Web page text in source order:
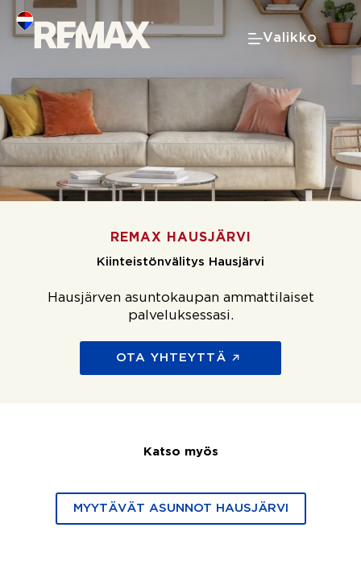
content
Valikko
REMAX HAUSJÄRVI
Kiinteistönvälitys Hausjärvi
Hausjärven asuntokaupan ammattilaiset
palveluksessasi.
OTA YHTEYTTÄ
Katso myös
MYYTÄVÄT ASUNNOT HAUSJÄRVI